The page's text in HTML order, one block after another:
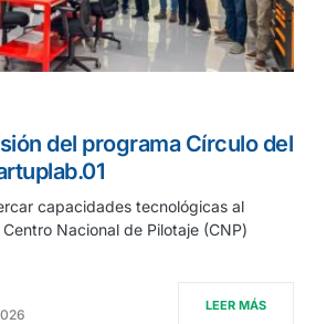
del programa Círculo del
capacidades tecnológicas al
Nacional de Pilotaje (CNP)
LEER MÁS